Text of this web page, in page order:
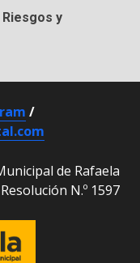
y
/
de Rafaela
Resolución N.º 1597